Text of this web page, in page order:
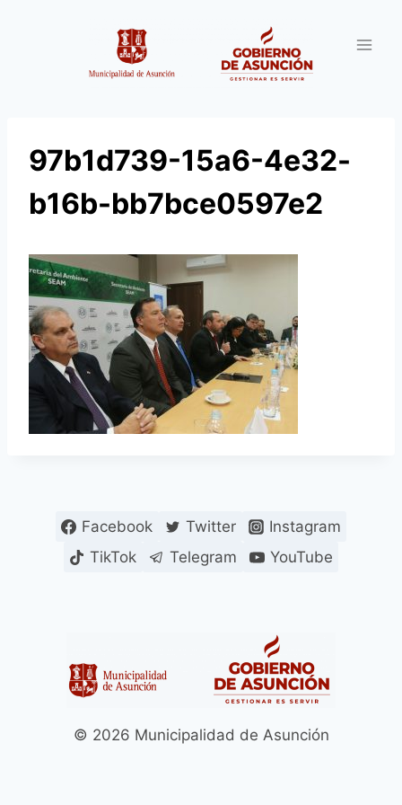
97b1d739-15a6-4e32-
b16b-bb7bce0597e2
Facebook Twitter
Instagram
TikTok
Telegram YouTube
© 2026 Municipalidad de Asunción